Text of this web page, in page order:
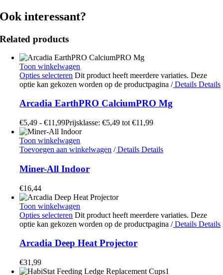
Ook interessant?
Related products
Toon winkelwagen
Opties selecteren Dit product heeft meerdere variaties. Deze
optie kan gekozen worden op de productpagina/Details Details
Arcadia EarthPRO CalciumPRO Mg
€5,49 - €11,99Prijsklasse: €5,49 tot €11,99
Toon winkelwagen
Toevoegen aan winkelwagen /Details Details
Miner-All Indoor
€16,44
Toon winkelwagen
Opties selecteren Dit product heeft meerdere variaties. Deze
optie kan gekozen worden op de productpagina/Details Details
Arcadia Deep Heat Projector
€31,99